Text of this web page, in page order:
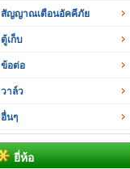
สัญญาณเตือนอัคคีภัย
ตู้เก็บ
ข้อต่อ
วาล์ว
อื่นๆ
ยี่ห้อ